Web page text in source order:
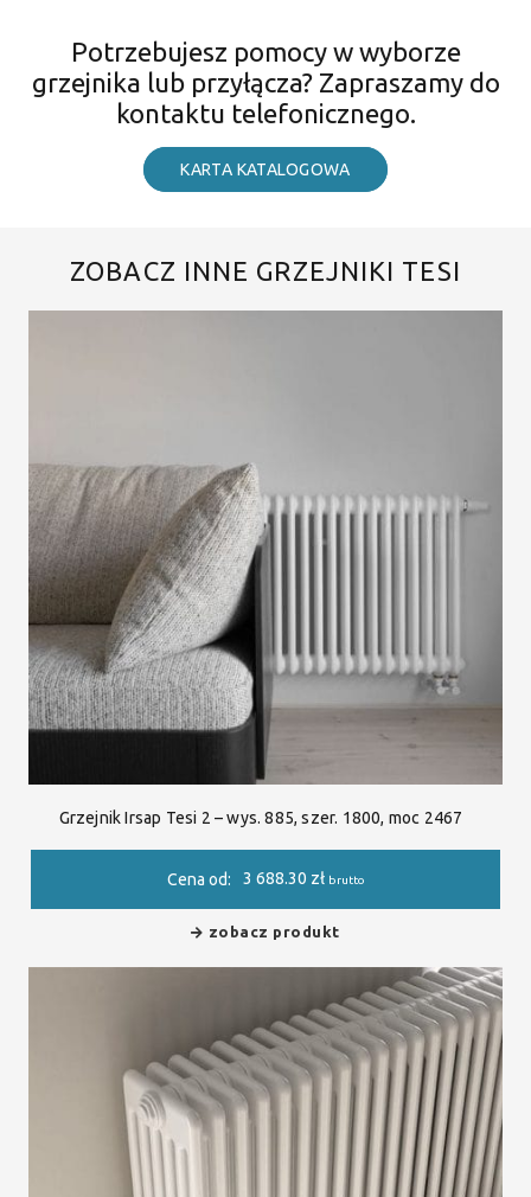
Potrzebujesz pomocy w wyborze
grzejnika lub przyłącza? Zapraszamy do
kontaktu telefonicznego.
KARTA KATALOGOWA
ZOBACZ INNE GRZEJNIKI TESI
Grzejnik Irsap Tesi 2 – wys. 885, szer. 1800, moc 2467
Cena od: 3 688.30 zł brutto
zobacz produkt